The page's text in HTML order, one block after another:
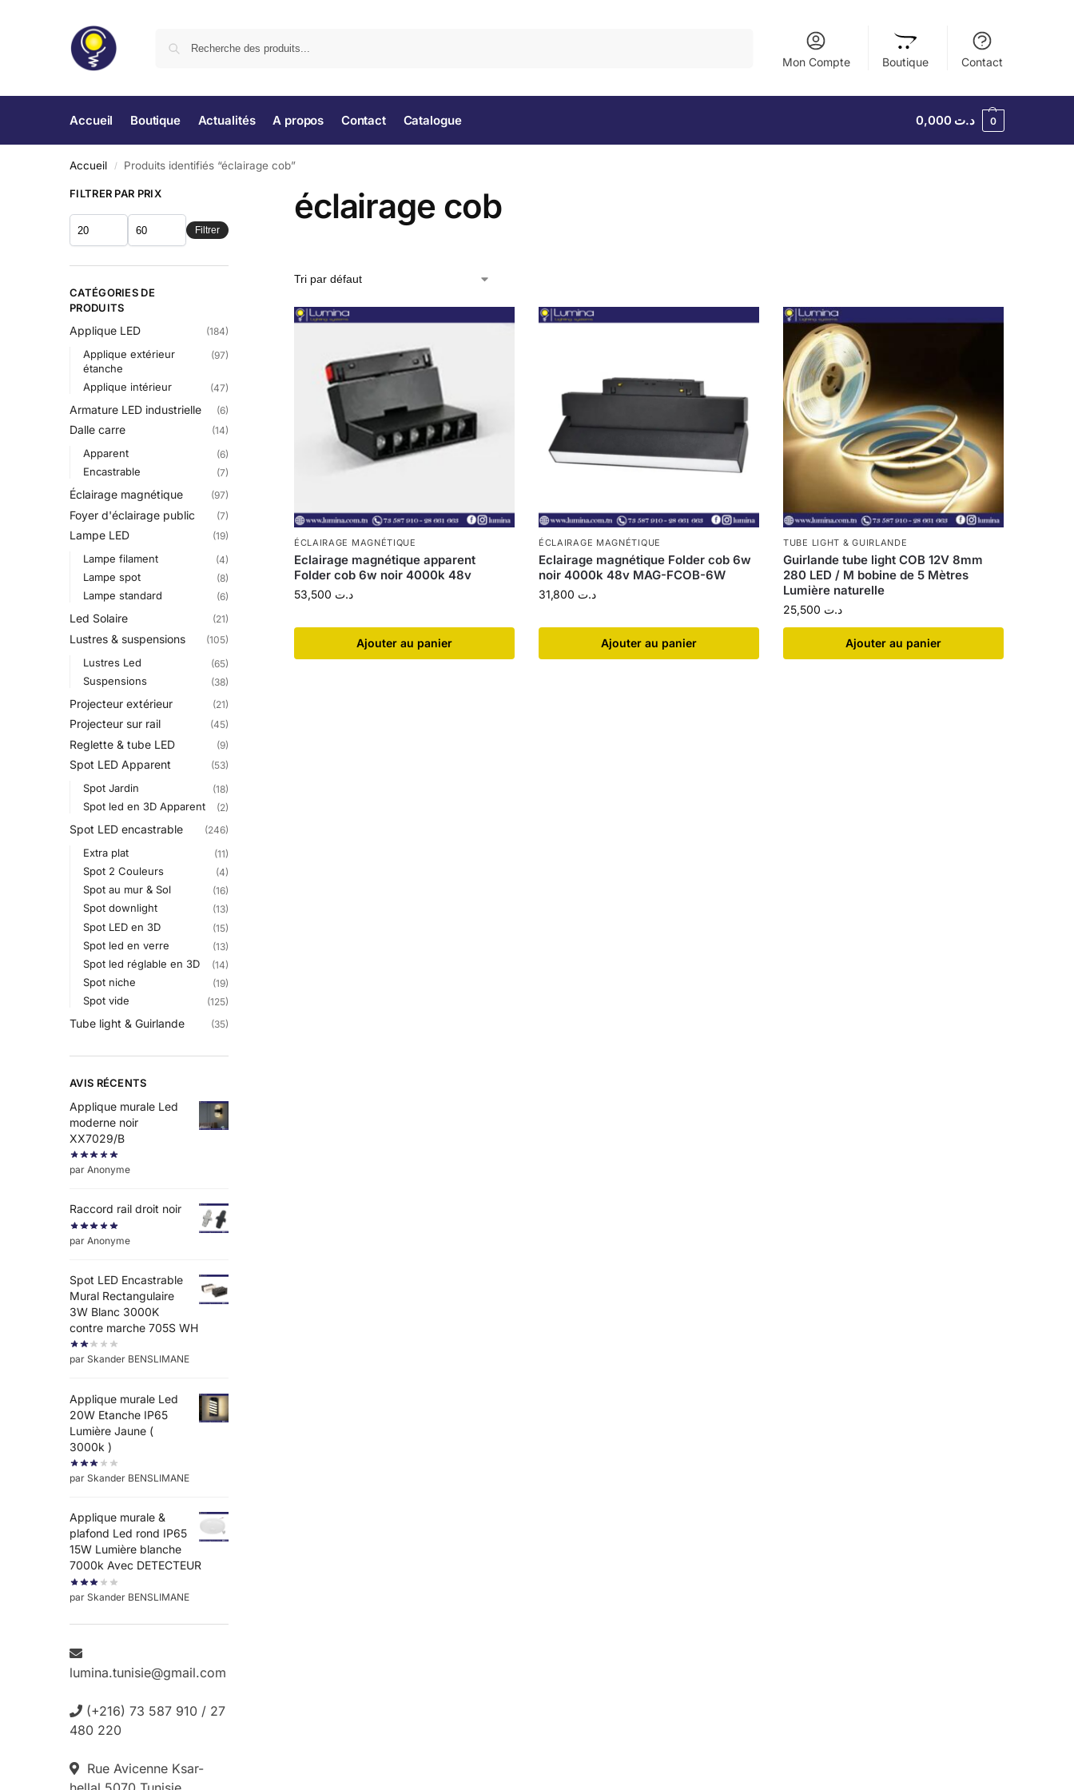
Mon Compte Boutique Contact
Accueil Boutique Actualités A propos Contact Catalogue د.ت 0,000 0
Accueil / Produits identifiés “éclairage cob”
éclairage cob
ÉCLAIRAGE MAGNÉTIQUE
Eclairage magnétique apparent
Folder cob 6w noir 4000k 48v
د.ت
Ajouter au panier
ÉCLAIRAGE MAGNÉTIQUE
Eclairage magnétique Folder cob 6w
noir 4000k 48v MAG-FCOB-6W
د.ت
Ajouter au panier
TUBE LIGHT & GUIRLANDE
Guirlande tube light COB 12V 8mm
280 LED / M bobine de 5 Mètres
Lumière naturelle
د.ت
Ajouter au panier
FILTRER PAR PRIX
Filtrer
CATÉGORIES DE
PRODUITS
Applique LED (184)
Applique extérieur
étanche
(97)
Applique intérieur (47)
Armature LED industrielle (6)
Dalle carre (14)
Apparent (6)
Encastrable (7)
Éclairage magnétique (97)
Foyer d'éclairage public (7)
Lampe LED (19)
Lampe filament (4)
Lampe spot (8)
Lampe standard (6)
Led Solaire (21)
Lustres & suspensions (105)
Lustres Led (65)
Suspensions (38)
Projecteur extérieur (21)
Projecteur sur rail (45)
Reglette & tube LED (9)
Spot LED Apparent (53)
Spot Jardin (18)
Spot led en 3D Apparent (2)
Spot LED encastrable (246)
Extra plat (11)
Spot 2 Couleurs (4)
Spot au mur & Sol (16)
Spot downlight (13)
Spot LED en 3D (15)
Spot led en verre (13)
Spot led réglable en 3D (14)
Spot niche (19)
Spot vide (125)
Tube light & Guirlande (35)
AVIS RÉCENTS
Applique murale Led
moderne noir
XX7029/B
par Anonyme
Raccord rail droit noir
par Anonyme
Spot LED Encastrable
Mural Rectangulaire
3W Blanc 3000K
contre marche 705S WH
par Skander BENSLIMANE
Applique murale Led
20W Etanche IP65
Lumière Jaune (
3000k )
par Skander BENSLIMANE
Applique murale &
plafond Led rond IP65
15W Lumière blanche
7000k Avec DETECTEUR
par Skander BENSLIMANE
lumina.tunisie@gmail.com
(+216) 73 587 910 / 27
480 220
Rue Avicenne Ksar-